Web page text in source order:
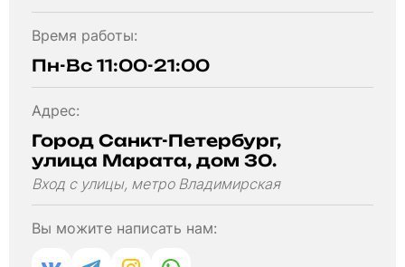
Время работы:
Пн-Вс 11:00-21:00
Адрес:
Город Санкт-Петербург,
улица Марата, дом 30.
Вход с улицы, метро Владимирская
Вы можите написать нам: